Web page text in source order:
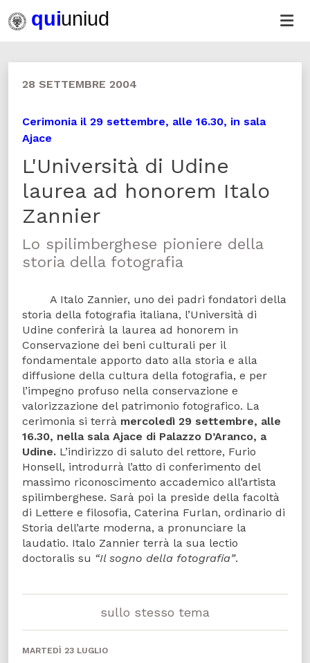
28 SETTEMBRE 2004
Cerimonia il 29 settembre, alle 16.30, in sala
Ajace
L'Università di Udine
laurea ad honorem Italo
Zannier
Lo spilimberghese pioniere della
storia della fotografia
A Italo Zannier, uno dei padri fondatori della
storia della fotografia italiana, l’Università di
Udine conferirà la laurea ad honorem in
Conservazione dei beni culturali per il
fondamentale apporto dato alla storia e alla
diffusione della cultura della fotografia, e per
l’impegno profuso nella conservazione e
valorizzazione del patrimonio fotografico. La
cerimonia si terrà mercoledì 29 settembre, alle
16.30, nella sala Ajace di Palazzo D’Aranco, a
Udine. L’indirizzo di saluto del rettore, Furio
Honsell, introdurrà l’atto di conferimento del
massimo riconoscimento accademico all’artista
spilimberghese. Sarà poi la preside della facoltà
di Lettere e filosofia, Caterina Furlan, ordinario di
Storia dell’arte moderna, a pronunciare la
laudatio. Italo Zannier terrà la sua lectio
doctoralis su “Il sogno della fotografia”.
sullo stesso tema
MARTEDÌ 23 LUGLIO